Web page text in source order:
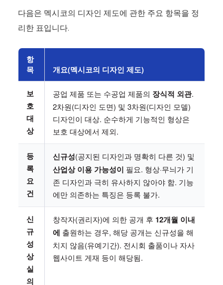
다음은 멕시코의 디자인 제도에 관한 주요 항목을 정
리한 표입니다.
항
목
개요(멕시코의 디자인 제도)
보
호
대
상
공업 제품 또는 수공업 제품의 장식적 외관.
2차원(디자인 도면) 및 3차원(디자인 모델)
디자인이 대상. 순수하게 기능적인 형상은
보호 대상에서 제외.
등
록
요
건
신규성(공지된 디자인과 명확히 다른 것) 및
산업상 이용 가능성이 필요. 형상·무늬가 기
존 디자인과 극히 유사하지 않아야 함. 기능
에만 의존하는 특징은 등록 불가.
신
규
성
상
실
의
창작자(권리자)에 의한 공개 후 12개월 이내
에 출원하는 경우, 해당 공개는 신규성을 해
치지 않음(유예기간). 전시회 출품이나 자사
웹사이트 게재 등이 해당됨.